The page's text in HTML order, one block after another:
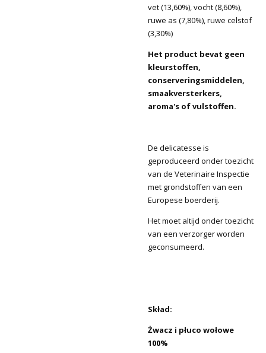
vet (13,60%), vocht (8,60%),
ruwe as (7,80%), ruwe celstof
(3,30%)
Het product bevat geen
kleurstoffen,
conserveringsmiddelen,
smaakversterkers,
aroma's of vulstoffen.
De delicatesse is
geproduceerd onder toezicht
van de Veterinaire Inspectie
met grondstoffen van een
Europese boerderij.
Het moet altijd onder toezicht
van een verzorger worden
geconsumeerd.
Skład:
Żwacz i płuco wołowe
100%